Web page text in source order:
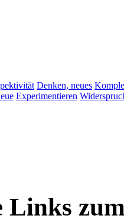
Denken, neues
Experimentieren
Links